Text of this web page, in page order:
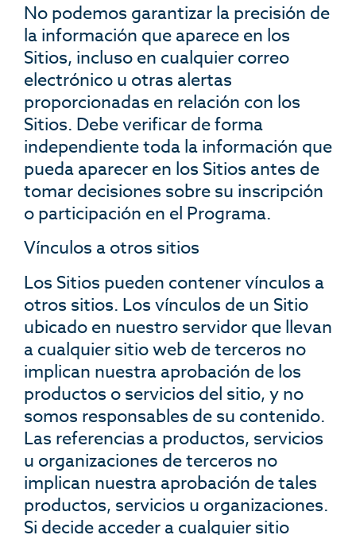
No podemos garantizar la precisión de
la información que aparece en los
Sitios, incluso en cualquier correo
electrónico u otras alertas
proporcionadas en relación con los
Sitios. Debe verificar de forma
independiente toda la información que
pueda aparecer en los Sitios antes de
tomar decisiones sobre su inscripción
o participación en el Programa.
Vínculos a otros sitios
Los Sitios pueden contener vínculos a
otros sitios. Los vínculos de un Sitio
ubicado en nuestro servidor que llevan
a cualquier sitio web de terceros no
implican nuestra aprobación de los
productos o servicios del sitio, y no
somos responsables de su contenido.
Las referencias a productos, servicios
u organizaciones de terceros no
implican nuestra aprobación de tales
productos, servicios u organizaciones.
Si decide acceder a cualquier sitio